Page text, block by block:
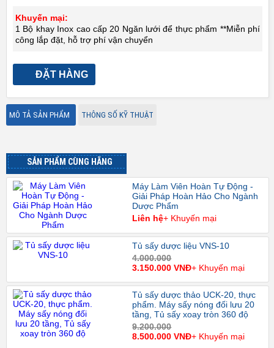
Khuyến mại:
1 Bộ khay Inox cao cấp 20 Ngăn lưới để thực phẩm **Miễn phí
công lắp đặt, hỗ trợ phí vận chuyển
ĐẶT HÀNG
MÔ TẢ SẢN PHẨM THÔNG SỐ KỸ THUẬT
SẢN PHẨM CÙNG HÃNG
Máy Làm Viên Hoàn Tự Động -
Giải Pháp Hoàn Hảo Cho Ngành
Dược Phẩm
Liên hệ+ Khuyến mại
Tủ sấy dược liệu VNS-10
4.000.000
3.150.000 VNĐ+ Khuyến mại
Tủ sấy dược thảo UCK-20, thực
phẩm. Máy sấy nóng đối lưu 20
tầng, Tủ sấy xoay tròn 360 độ
9.200.000
8.500.000 VNĐ+ Khuyến mại